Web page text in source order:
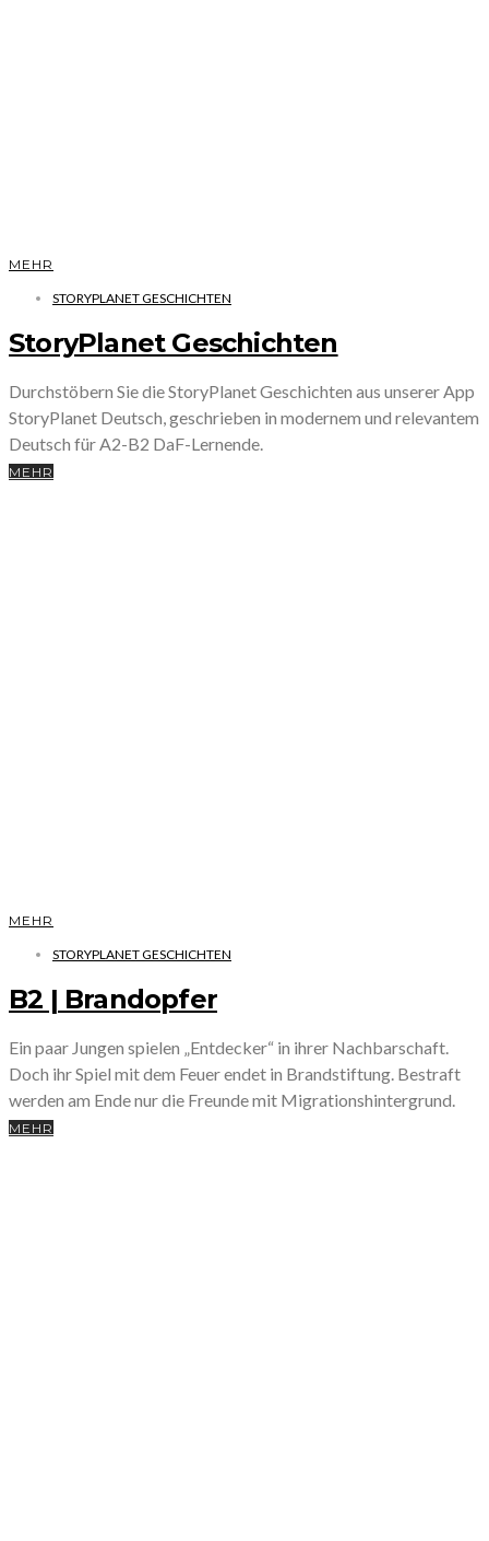
MEHR
STORYPLANET GESCHICHTEN
StoryPlanet Geschichten
Durchstöbern Sie die StoryPlanet Geschichten aus unserer App
StoryPlanet Deutsch, geschrieben in modernem und relevantem
Deutsch für A2-B2 DaF-Lernende.
MEHR
MEHR
STORYPLANET GESCHICHTEN
B2 | Brandopfer
Ein paar Jungen spielen „Entdecker“ in ihrer Nachbarschaft.
Doch ihr Spiel mit dem Feuer endet in Brandstiftung. Bestraft
werden am Ende nur die Freunde mit Migrationshintergrund.
MEHR